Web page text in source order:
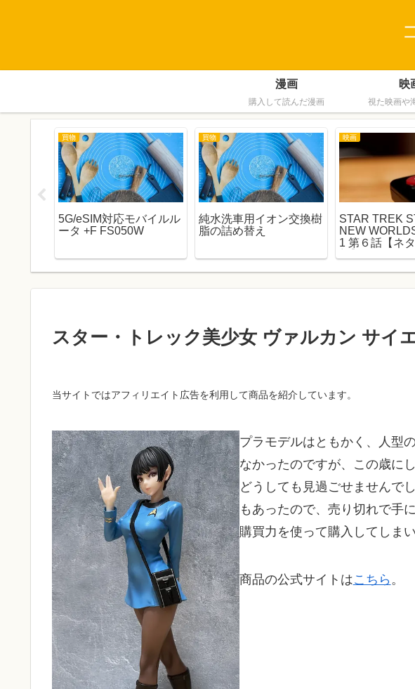
漫画
購入して読んだ漫画
映
視た映画や
買物
5G/eSIM対応モバイルル
ータ +F FS050W
買物
純水洗車用イオン交換樹
脂の詰め替え
映画
STAR TREK
NEW
1 第６話【ネ
スター・トレック美少女 ヴァルカン サイ
当サイトではアフィリエイト 広告を利用して商品を紹介しています。
プラモデルはともかく、人型
なかったのですが、この歳に
どうしても見過ごせませんで
もあったので、売り切れで手
購買力を使って購入してしまい
商品の公式サイトはこちら 。